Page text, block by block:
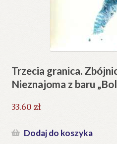
Trzecia granica.
Nieznajoma z baru
33.60 zł
Dodaj do koszyka